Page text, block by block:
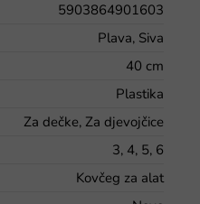
5903864901603
Plava, Siva
40 cm
Plastika
Za dečke, Za djevojčice
3, 4, 5, 6
Kovčeg za alat